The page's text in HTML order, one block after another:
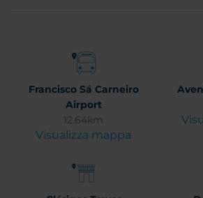
Francisco Sá Carneiro
Airport
12.64km
Visualizza mappa